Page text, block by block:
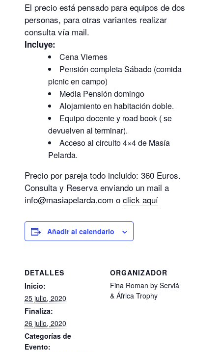
El precio está pensado para equipos de dos
personas, para otras variantes realizar
consulta vía mail.
Incluye:
Cena Viernes
Pensión completa Sábado (comida
picnic en campo)
Media Pensión domingo
Alojamiento en habitación doble.
Equipo docente y road book ( se
devuelven al terminar).
Acceso al circuito 4×4 de Masía
Pelarda.
Precio por pareja todo incluido: 360 Euros.
Consulta y Reserva enviando un mail a
info@masiapelarda.com o click aquí
Añadir al calendario
DETALLES
Inicio:
25 julio, 2020
Finaliza:
26 julio, 2020
Categorías de
Evento:
ORGANIZADOR
Fina Roman by Serviá
& África Trophy